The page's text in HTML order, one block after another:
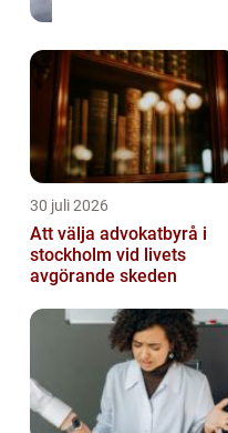
30 juli 2026
Att välja advokatbyrå i
stockholm vid livets
avgörande skeden